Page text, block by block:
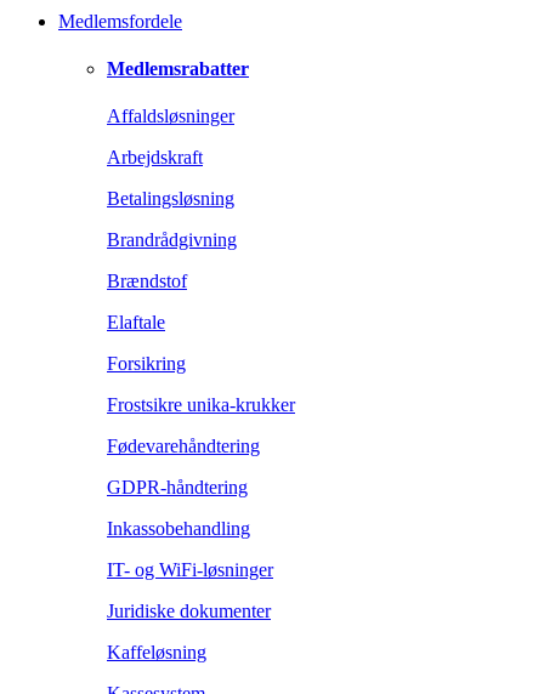
Medlemsfordele
Medlemsrabatter
Affaldsløsninger
Arbejdskraft
Betalingsløsning
Brandrådgivning
Brændstof
Elaftale
Forsikring
Frostsikre unika-krukker
Fødevarehåndtering
GDPR-håndtering
Inkassobehandling
IT- og WiFi-løsninger
Juridiske dokumenter
Kaffeløsning